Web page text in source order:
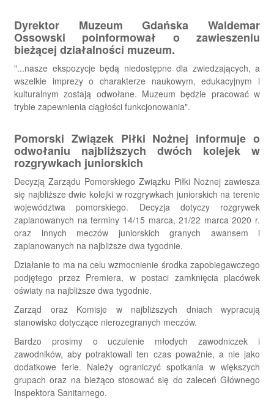
Dyrektor Muzeum Gdańska Waldemar
Ossowski poinformował o zawieszeniu
bieżącej działalności muzeum.
"...nasze ekspozycje będą niedostępne dla zwiedzających, a
wszelkie imprezy o charakterze naukowym, edukacyjnym i
kulturalnym zostają odwołane. Muzeum będzie pracować w
trybie zapewnienia ciągłości funkcjonowania".
Pomorski Związek Piłki Nożnej informuje o
odwołaniu najbliższych dwóch kolejek w
rozgrywkach juniorskich
Decyzją Zarządu Pomorskiego Związku Piłki Nożnej zawiesza
się najbliższe dwie kolejki w rozgrywkach juniorskich na terenie
województwa pomorskiego. Decyzja dotyczy rozgrywek
zaplanowanych na terminy 14/15 marca, 21/22 marca 2020 r.
oraz innych meczów juniorskich granych awansem i
zaplanowanych na najbliższe dwa tygodnie.
​Działanie to ma na celu wzmocnienie środka zapobiegawczego
podjętego przez Premiera, w postaci zamknięcia placówek
oświaty na najbliższe dwa tygodnie.
Zarząd oraz Komisje w najbliższych dniach wypracują
stanowisko dotyczące nierozegranych meczów.
Bardzo prosimy o uczulenie młodych zawodniczek i
zawodników, aby potraktowali ten czas poważnie, a nie jako
dodatkowe ferie. Należy ograniczyć spotkania w większych
grupach oraz na bieżąco stosować się do zaleceń Głównego
Inspektora Sanitarnego.